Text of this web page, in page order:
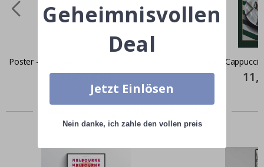
Poster - Café No. 5
Special
11,00 CHF
Poster -
Price
Zusammen gekaufte Produkte
Geheimnisvollen
Deal
Jetzt Einlösen
Nein danke, ich zahle den vollen preis